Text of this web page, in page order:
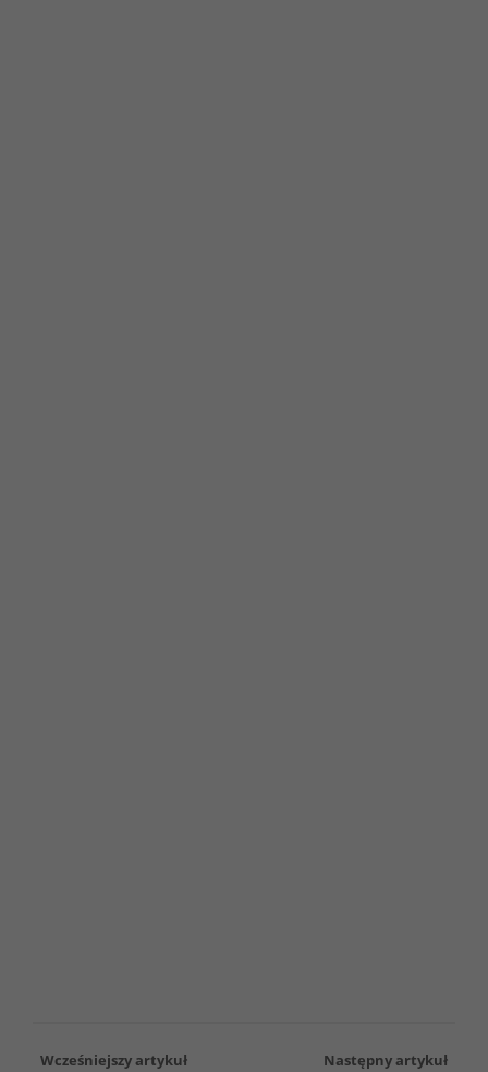
Wcześniejszy artykuł Następny artykuł